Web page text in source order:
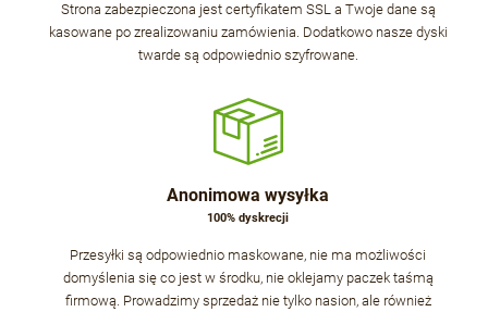
Strona zabezpieczona jest certyfikatem SSL a Twoje dane są
kasowane po zrealizowaniu zamówienia. Dodatkowo nasze dyski
twarde są odpowiednio szyfrowane.
Anonimowa wysyłka
100% dyskrecji
Przesyłki są odpowiednio maskowane, nie ma możliwości
domyślenia się co jest w środku, nie oklejamy paczek taśmą
firmową. Prowadzimy sprzedaż nie tylko nasion, ale również